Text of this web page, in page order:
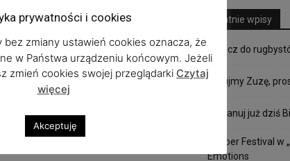
Ostatnie wpisy
Dołącz do
Ratujmy Zuzę,
Zaplanuj już dziś
Copper Festival w
Emotions
prywatności i cookies
bez zmiany ustawień cookies oznacza, że
w Państwa urządzeniu końcowym. Jeżeli
zmień cookies swojej przeglądarki Czytaj
więcej
Akceptuję